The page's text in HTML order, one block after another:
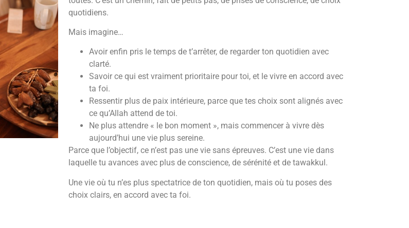
quotidiens.
Mais imagine…
Avoir enfin pris le temps de t’arrêter, de regarder ton quotidien avec
clarté.
Savoir ce qui est vraiment prioritaire pour toi, et le vivre en accord avec
ta foi.
Ressentir plus de paix intérieure, parce que tes choix sont alignés avec
ce qu’Allah attend de toi.
Ne plus attendre « le bon moment », mais commencer à vivre dès
aujourd’hui une vie plus sereine.
Parce que l’objectif, ce n’est pas une vie sans épreuves. C’est une vie dans
laquelle tu avances avec plus de conscience, de sérénité et de tawakkul.
Une vie où tu n’es plus spectatrice de ton quotidien, mais où tu poses des
choix clairs, en accord avec ta foi.